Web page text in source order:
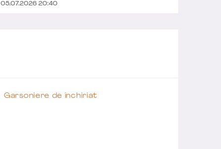
05.07.2026 20:40
Garsoniere de închiriat